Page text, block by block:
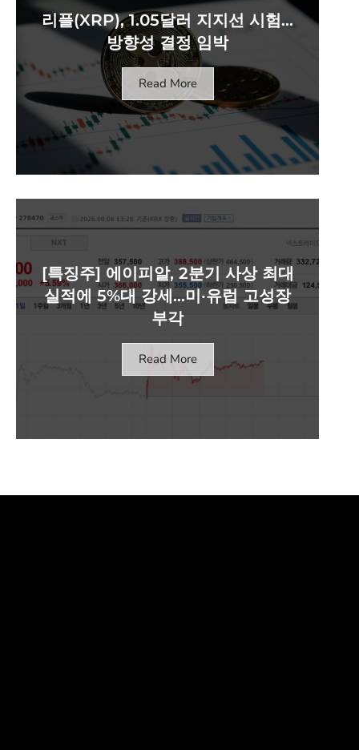
리플(XRP), 1.05달러 지지선 시험…
방향성 결정 임박
Read More
[특징주] 에이피알, 2분기 사상 최대
실적에 5%대 강세…미·유럽 고성장
부각
Read More